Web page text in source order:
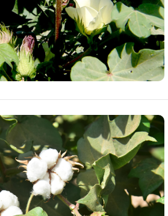
Medeniýet
Ylym
Sport